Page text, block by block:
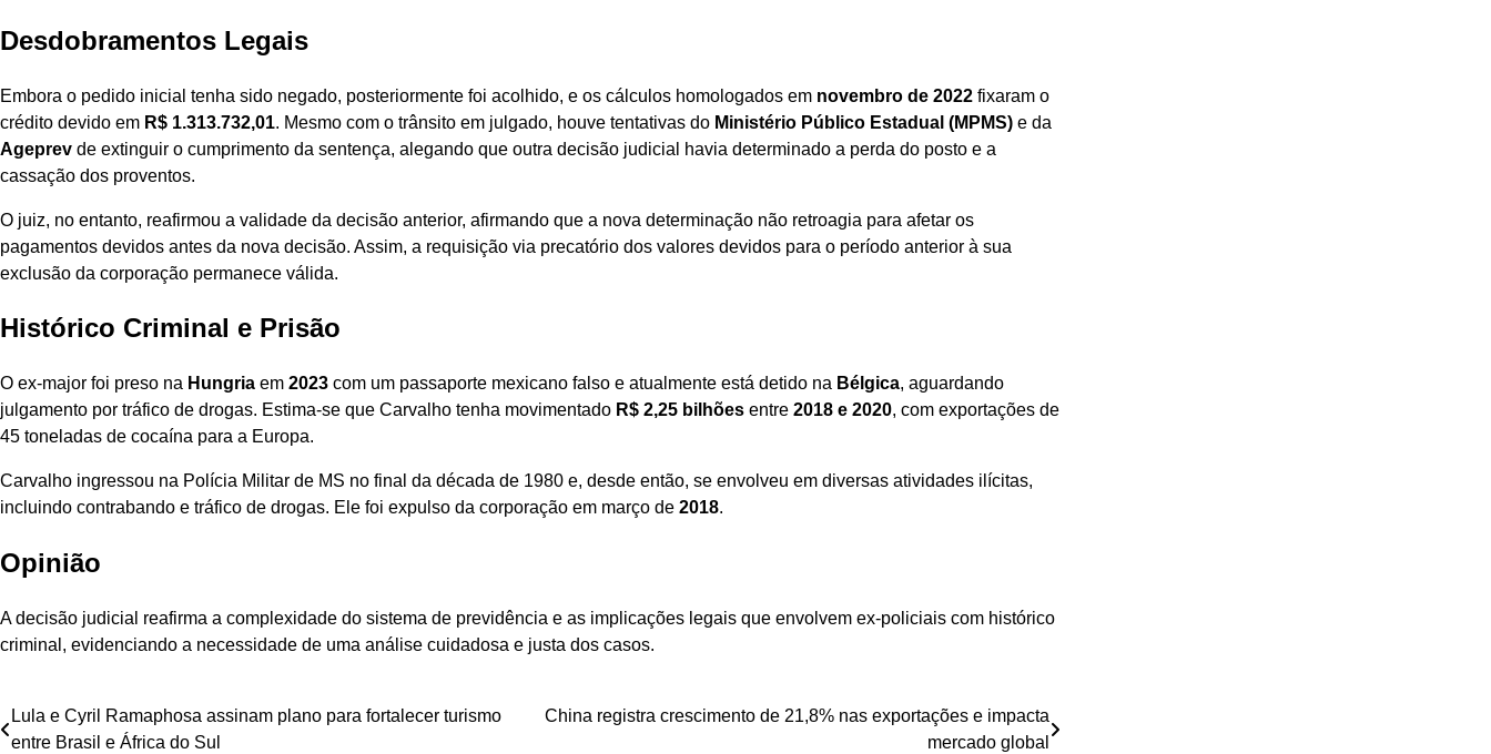
Desdobramentos Legais
Embora o pedido inicial tenha sido negado, posteriormente foi acolhido, e os cálculos homologados em novembro de 2022 fixaram o
crédito devido em R$ 1.313.732,01. Mesmo com o trânsito em julgado, houve tentativas do Ministério Público Estadual (MPMS) e da
Ageprev de extinguir o cumprimento da sentença, alegando que outra decisão judicial havia determinado a perda do posto e a
cassação dos proventos.
O juiz, no entanto, reafirmou a validade da decisão anterior, afirmando que a nova determinação não retroagia para afetar os
pagamentos devidos antes da nova decisão. Assim, a requisição via precatório dos valores devidos para o período anterior à sua
exclusão da corporação permanece válida.
Histórico Criminal e Prisão
O ex-major foi preso na Hungria em 2023 com um passaporte mexicano falso e atualmente está detido na Bélgica, aguardando
julgamento por tráfico de drogas. Estima-se que Carvalho tenha movimentado R$ 2,25 bilhões entre 2018 e 2020, com exportações de
45 toneladas de cocaína para a Europa.
Carvalho ingressou na Polícia Militar de MS no final da década de 1980 e, desde então, se envolveu em diversas atividades ilícitas,
incluindo contrabando e tráfico de drogas. Ele foi expulso da corporação em março de 2018.
Opinião
A decisão judicial reafirma a complexidade do sistema de previdência e as implicações legais que envolvem ex-policiais com histórico
criminal, evidenciando a necessidade de uma análise cuidadosa e justa dos casos.
Navegação
Lula e Cyril Ramaphosa assinam plano para fortalecer turismo
entre Brasil e África do Sul
China registra crescimento de 21,8% nas exportações e impacta
mercado global